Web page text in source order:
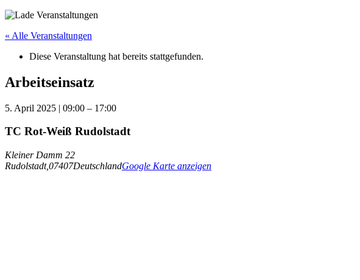
« Alle Veranstaltungen
Diese Veranstaltung hat bereits stattgefunden.
Arbeitseinsatz
5. April 2025 | 09:00 – 17:00
TC Rot-Weiß Rudolstadt
Kleiner Damm 22
Rudolstadt,07407DeutschlandGoogle Karte anzeigen